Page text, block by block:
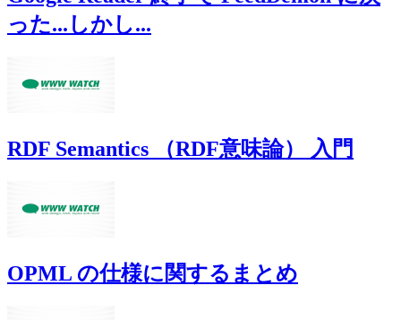
った...しかし...
RDF Semantics （RDF意味論） 入門
OPML の仕様に関するまとめ